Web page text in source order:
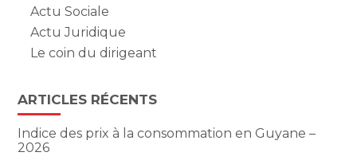
Actu Sociale
Actu Juridique
Le coin du dirigeant
ARTICLES RÉCENTS
Indice des prix à la consommation en Guyane –
2026